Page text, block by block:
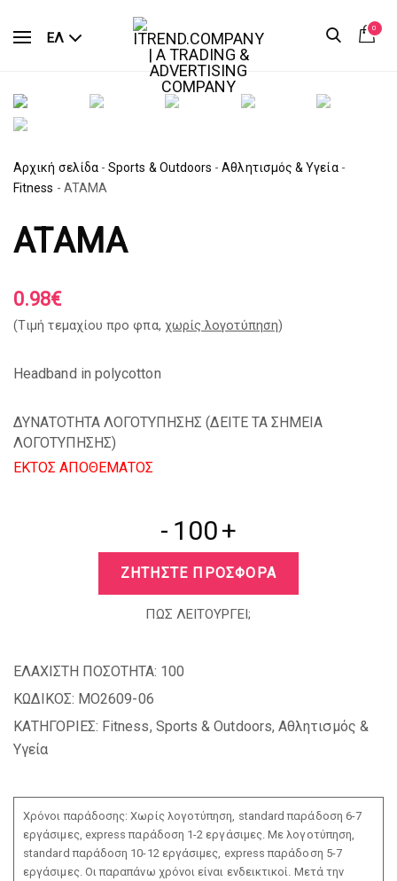
ΕΛ
0
Αρχική σελίδα - Sports & Outdoors - Αθλητισμός & Υγεία -
Fitness - ATAMA
ATAMA
0.98€
(Tιμή τεμαχίου προ φπα, χωρίς λογοτύπηση)
Headband in polycotton
ΔΥΝΑΤΟΤΗΤΑ ΛΟΓΟΤΥΠΗΣΗΣ (ΔΕΙΤΕ ΤΑ ΣΗΜΕΙΑ
ΛΟΓΟΤΥΠΗΣΗΣ)
EKTOΣ ΑΠΟΘΕΜΑΤΟΣ
- +
ΖΗΤΗΣΤΕ ΠΡΟΣΦΟΡΑ
ΠΩΣ ΛΕΙΤΟΥΡΓΕΙ;
ΕΛΑΧΙΣΤΗ ΠΟΣΟΤΗΤΑ: 100
ΚΩΔΙΚΟΣ: MO2609-06
ΚΑΤΗΓΟΡΙΕΣ: Fitness, Sports & Outdoors,Αθλητισμός &
Υγεία
Χρόνοι παράδοσης: Χωρίς λογοτύπηση, standard παράδοση 6-7
εργάσιμες, express παράδοση 1-2 εργάσιμες. Με λογοτύπηση,
standard παράδοση 10-12 εργάσιμες, express παράδοση 5-7
εργάσιμες. Οι παραπάνω χρόνοι είναι ενδεικτικοί. Μετά την